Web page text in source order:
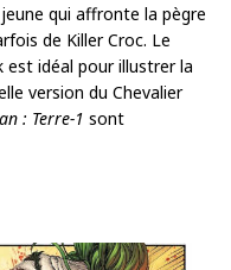
qui affronte la pègre
de Killer Croc. Le
est idéal pour illustrer la
version du Chevalier
: Terre-1 sont